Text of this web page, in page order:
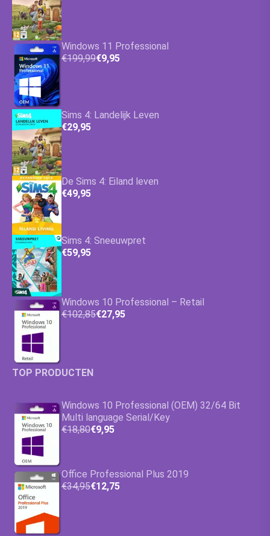
Windows 11 Professional
€199,99€9,95
Sims 4: Landelijk Leven
€29,95
De Sims 4: Eiland leven
€49,95
Sims 4: Sneeuwpret
€59,95
Windows 10 Professional – Retail
€102,85€27,95
TOP PRODUCTEN
Windows 10 Professional (OEM) 32/64 Bit
Multi language Serial/Key
€18,80€9,95
Office Professional Plus 2019
€34,95€12,75